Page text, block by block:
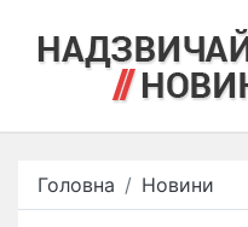
Головна Новини